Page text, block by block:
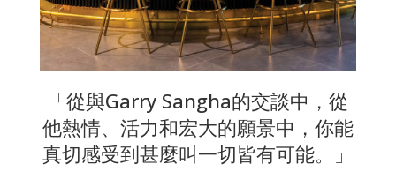
「從與Garry Sangha的交談中，從
他熱情、活力和宏大的願景中，你能
真切感受到甚麼叫一切皆有可能。」